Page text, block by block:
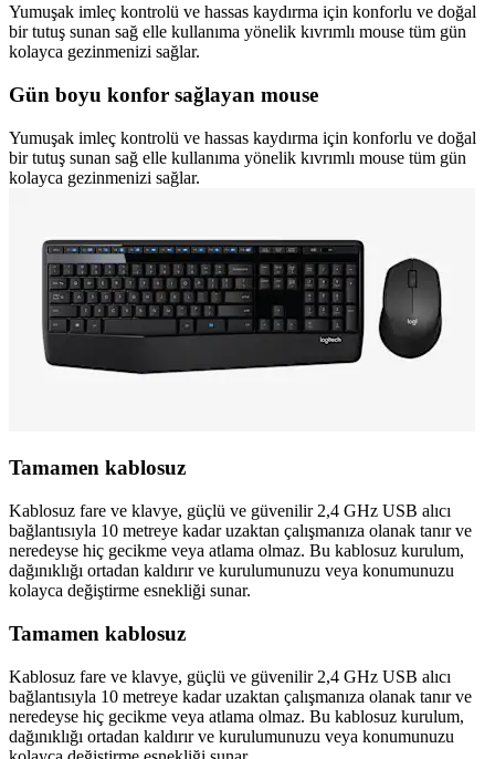
Yumuşak imleç kontrolü ve hassas kaydırma için konforlu ve doğal
bir tutuş sunan sağ elle kullanıma yönelik kıvrımlı mouse tüm gün
kolayca gezinmenizi sağlar.
Gün boyu konfor sağlayan mouse
Yumuşak imleç kontrolü ve hassas kaydırma için konforlu ve doğal
bir tutuş sunan sağ elle kullanıma yönelik kıvrımlı mouse tüm gün
kolayca gezinmenizi sağlar.
Tamamen kablosuz
Kablosuz fare ve klavye, güçlü ve güvenilir 2,4 GHz USB alıcı
bağlantısıyla 10 metreye kadar uzaktan çalışmanıza olanak tanır ve
neredeyse hiç gecikme veya atlama olmaz. Bu kablosuz kurulum,
dağınıklığı ortadan kaldırır ve kurulumunuzu veya konumunuzu
kolayca değiştirme esnekliği sunar.
Tamamen kablosuz
Kablosuz fare ve klavye, güçlü ve güvenilir 2,4 GHz USB alıcı
bağlantısıyla 10 metreye kadar uzaktan çalışmanıza olanak tanır ve
neredeyse hiç gecikme veya atlama olmaz. Bu kablosuz kurulum,
dağınıklığı ortadan kaldırır ve kurulumunuzu veya konumunuzu